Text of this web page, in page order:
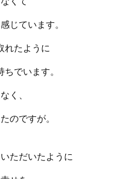
じています。
れたように
でいます。
く、
のですが。
ただいたように